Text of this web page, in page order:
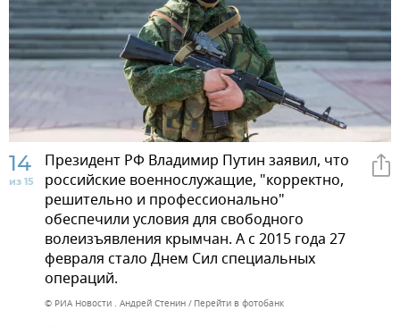
14
из 15
Президент РФ Владимир Путин заявил, что
российские военнослужащие, "корректно,
решительно и профессионально"
обеспечили условия для свободного
волеизъявления крымчан. А с 2015 года 27
февраля стало Днем Сил специальных
операций.
© РИА Новости . Андрей Стенин Перейти в фотобанк